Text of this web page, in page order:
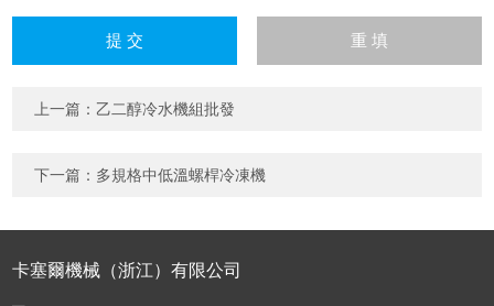
字），如：三加四=7
上一篇： 乙二醇冷水機組批發
下一篇： 多規格中低溫螺桿冷凍機
卡塞爾機械（浙江）有限公司